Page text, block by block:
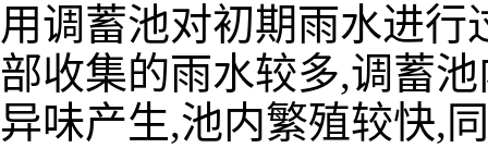
用调蓄池对初期雨水进
部收集的雨水较多,调蓄
异味产生,池内繁殖较快,